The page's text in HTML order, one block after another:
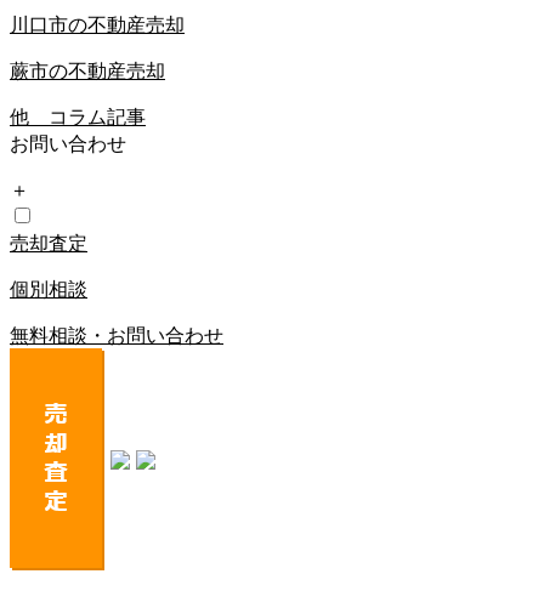
川口市の不動産売却
蕨市の不動産売却
他 コラム記事
お問い合わせ
＋
売却査定
個別相談
無料相談・お問い合わせ